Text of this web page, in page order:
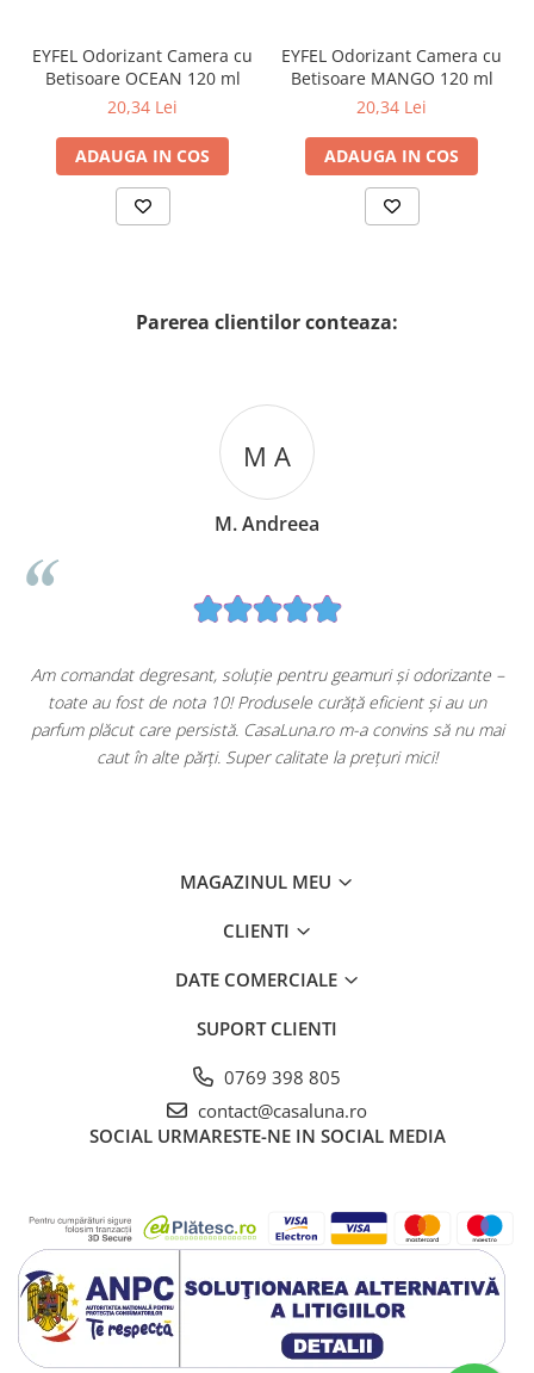
EYFEL Odorizant Camera cu
Betisoare OCEAN 120 ml
20,34 Lei
ADAUGA IN COS
EYFEL Odorizant Camera cu
Betisoare MANGO 120 ml
20,34 Lei
ADAUGA IN COS
Parerea clientilor conteaza:
M A
M. Andreea
Am comandat degresant, soluție pentru geamuri și odorizante –
toate au fost de nota 10! Produsele curăță eficient și au un
parfum plăcut care persistă. CasaLuna.ro m-a convins să nu mai
caut în alte părți. Super calitate la prețuri mici!
MAGAZINUL MEU
CLIENTI
DATE COMERCIALE
SUPORT CLIENTI
0769 398 805
contact@casaluna.ro
SOCIAL URMARESTE-NE IN SOCIAL MEDIA